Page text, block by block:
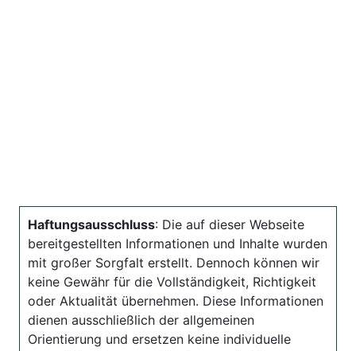
Haftungsausschluss: Die auf dieser Webseite
bereitgestellten Informationen und Inhalte wurden
mit großer Sorgfalt erstellt. Dennoch können wir
keine Gewähr für die Vollständigkeit, Richtigkeit
oder Aktualität übernehmen. Diese Informationen
dienen ausschließlich der allgemeinen
Orientierung und ersetzen keine individuelle